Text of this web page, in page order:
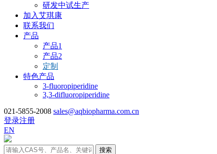
研发中试生产
加入艾琪康
联系我们
产品
产品1
产品2
定制
特色产品
3-fluoropiperidine
3,3-difluoropiperidine
021-5855-2008 sales@aqbiopharma.com.cn
登录注册
EN
搜索